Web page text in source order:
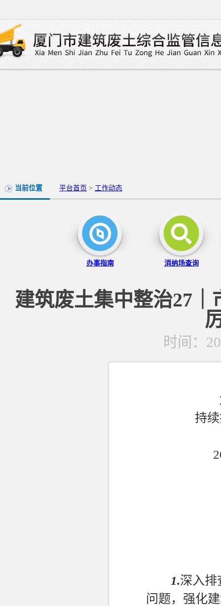
当前位置 平台首页 > 工作动态
办事指南 消纳场查询
建筑废土集中整治27
时间：
持
1.深入排
问题，强化